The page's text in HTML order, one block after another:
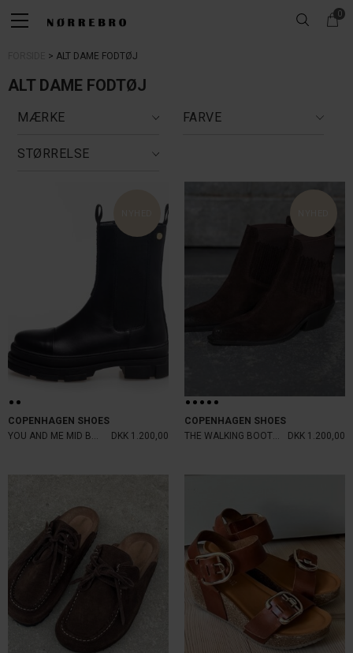
0
ALT DAME FODTØJ
ALT DAME FODTØJ
MÆRKE FARVE
STØRRELSE
COPENHAGEN SHOES
YOU AND ME MID BOOTS BLACK
DKK 1.200,00
COPENHAGEN SHOES
THE WALKING BOOT S BROWN
DKK 1.200,00